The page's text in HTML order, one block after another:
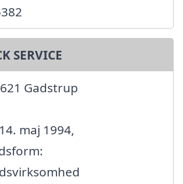
SERVICE
Gadstrup
maj 1994,